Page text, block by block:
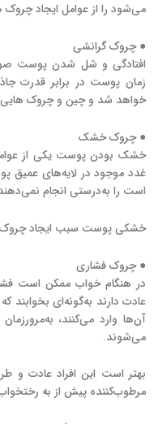
می‌شود را از عوامل ایجاد
● چروک گرانشی
افتادگی و شل شدن پوست
زمان پوست در برابر قدرت
خواهد شد و چین و چروک
● چروک خشک
خشک بودن پوست یکی از
غدد موجود در لایه‌های عمیق
است را به‌درستی انجام
خشکی پوست سبب ایجاد
● چروک فشاری
در هنگام خواب ممکن است
عادت دارند به‌گونه‌ای
آن‌ها وارد می‌کنند،
می‌شوند.
بهتر است این افراد عادت و
مرطوب‌کننده پیش از به